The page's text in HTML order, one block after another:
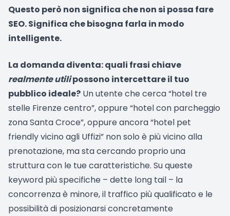
Questo però non significa che non si possa fare
SEO. Significa che bisogna farla in modo
intelligente.
La domanda diventa: quali frasi chiave
realmente utilipossono intercettare il tuo
pubblico ideale? Un utente che cerca “hotel tre
stelle Firenze centro”, oppure “hotel con parcheggio
zona Santa Croce”, oppure ancora “hotel pet
friendly vicino agli Uffizi” non solo è più vicino alla
prenotazione, ma sta cercando proprio una
struttura con le tue caratteristiche. Su queste
keyword più specifiche – dette long tail – la
concorrenza è minore, il traffico più qualificato e le
possibilità di posizionarsi concretamente